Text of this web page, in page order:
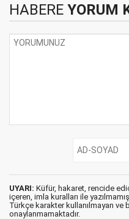
HABERE YORUM
UYARI: Küfür, hakaret, rencide
içeren, imla kuralları ile yazılmamış,
Türkçe karakter kullanılmayan ve
onaylanmamaktadır.